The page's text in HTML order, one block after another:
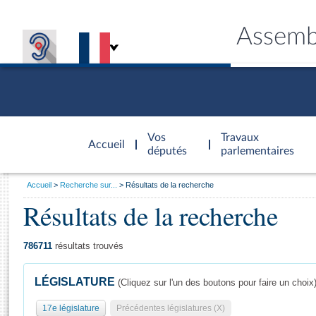
Accueil
d'accueil
Vos
députés
Travaux
parlementaires
Général
Vous
Accueil Recherche sur... Résultats de la recherche
Résultats de la recherche
786711 résultats trouvés
LÉGISLATURE (Cliquez sur l'un des boutons pour faire un choix)
17e législature Précédentes législatures (X)